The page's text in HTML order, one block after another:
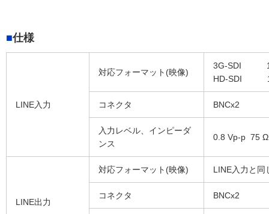
仕様
LINE入力
対応フォーマット(映像)
3G-SDI
HD-SDI
コネクタ BNCx2
入力レベル、インピーダ
ンス
0.8 Vp-p 75 Ω
LINE出力
対応フォーマット(映像) LINE入力と同
コネクタ BNCx2